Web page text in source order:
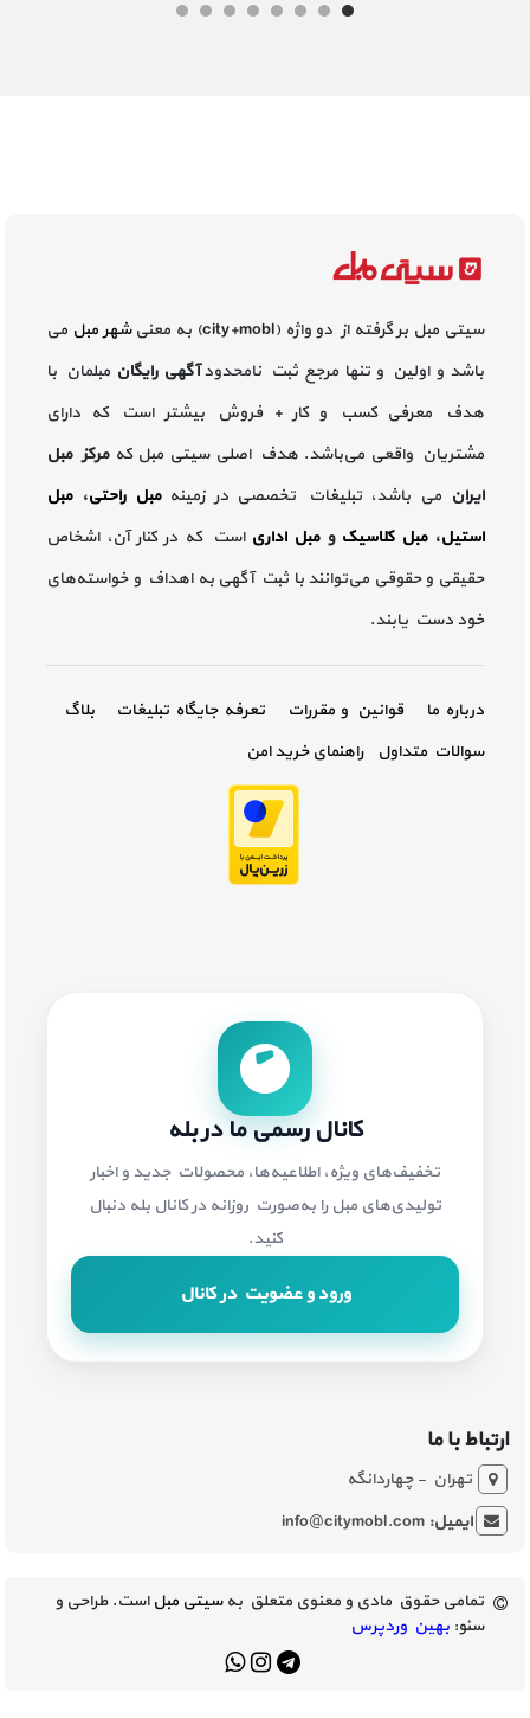
سیتی مبل بر گرفته از دو واژه (city+mobl) به معنی شهر مبل می
باشد و اولین و تنها مرجع ثبت نامحدودآگهی رایگان مبلمان با
هدف معرفی کسب و کار + فروش بیشتر است که دارای
مشتریان واقعی می‌باشد. هدف اصلی سیتی مبل کهمرکز مبل
ایران می باشد، تبلیغات تخصصی در زمینه مبل راحتی،مبل
استیل،مبل کلاسیک ومبل اداری است که در کنار آن، اشخاص
حقیقی و حقوقی می‌توانند با ثبت آگهی به اهداف و خواسته‌های
خود دست یابند.
درباره ما قوانین و مقررات تعرفه جایگاه تبلیغات
بلاگ
سوالات متداول
راهنمای خرید امن
کانال رسمی ما در بله
تخفیف‌های ویژه، اطلاعیه‌ها، محصولات جدید و اخبار
تولیدی‌های مبل را به‌صورت روزانه در کانال بله دنبال
کنید.
ورود و عضویت در کانال
ارتباط با ما
تهران - چهاردانگه
ایمیل:info@citymobl.com
تمامی حقوق مادی و معنوی متعلق بهسیتی مبلاست. طراحی و
سئو: بهین وردپرس